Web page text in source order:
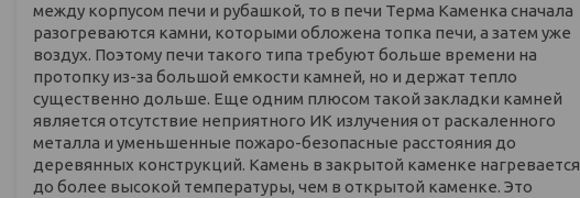
между корпусом печи и рубашкой, то в печи Терма Каменка сначала
разогреваются камни, которыми обложена топка печи, а затем уже
воздух. Поэтому печи такого типа требуют больше времени на
протопку из-за большой емкости камней, но и держат тепло
существенно дольше. Еще одним плюсом такой закладки камней
является отсутствие неприятного ИК излучения от раскаленного
металла и уменьшенные пожаро-безопасные расстояния до
деревянных конструкций. Камень в закрытой каменке нагревается
до более высокой температуры, чем в открытой каменке. Это